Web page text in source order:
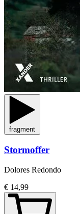
fragment
Stormoffer
Dolores Redondo
€ 14,99